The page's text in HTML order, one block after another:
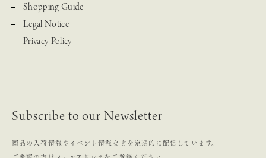
Subscribe to our Newsletter
商品の入荷情報やイベント情報などを定期的に配信しています。
Shopping Guide
Legal Notice
Privacy Policy